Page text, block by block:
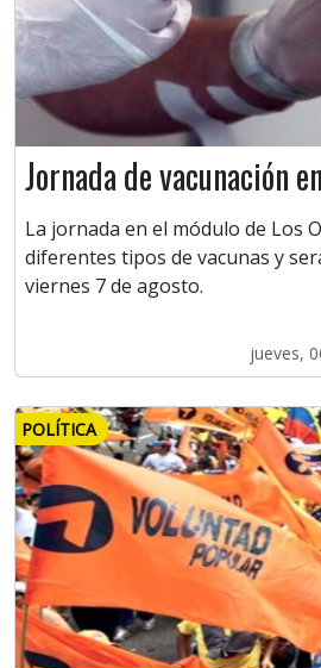
Jornada de vacunación
La jornada en el módulo de Los
diferentes tipos de vacunas y
viernes 7 de agosto.
jueves,
POLÍTICA